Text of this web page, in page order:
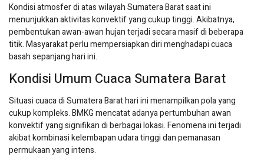
Kondisi atmosfer di atas wilayah Sumatera Barat saat ini
menunjukkan aktivitas konvektif yang cukup tinggi. Akibatnya,
pembentukan awan-awan hujan terjadi secara masif di beberapa
titik. Masyarakat perlu mempersiapkan diri menghadapi cuaca
basah sepanjang hari ini.
Kondisi Umum Cuaca Sumatera Barat
Situasi cuaca di Sumatera Barat hari ini menampilkan pola yang
cukup kompleks. BMKG mencatat adanya pertumbuhan awan
konvektif yang signifikan di berbagai lokasi. Fenomena ini terjadi
akibat kombinasi kelembapan udara tinggi dan pemanasan
permukaan yang intens.